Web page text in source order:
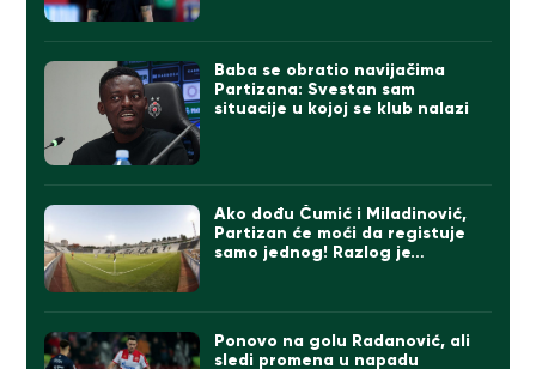
Baba se obratio navijačima
Partizana: Svestan sam
situacije u kojoj se klub nalazi
Ako dođu Čumić i Miladinović,
Partizan će moći da registuje
samo jednog! Razlog je…
Ponovo na golu Radanović, ali
sledi promena u napadu